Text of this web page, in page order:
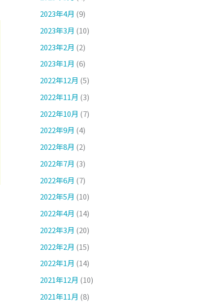
2023年4月 (9)
2023年3月 (10)
2023年2月 (2)
2023年1月 (6)
2022年12月 (5)
2022年11月 (3)
2022年10月 (7)
2022年9月 (4)
2022年8月 (2)
2022年7月 (3)
2022年6月 (7)
2022年5月 (10)
2022年4月 (14)
2022年3月 (20)
2022年2月 (15)
2022年1月 (14)
2021年12月 (10)
2021年11月 (8)